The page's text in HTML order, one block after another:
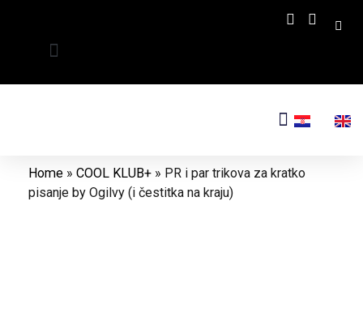
Home » COOL KLUB+ » PR i par trikova za kratko
pisanje by Ogilvy (i čestitka na kraju)